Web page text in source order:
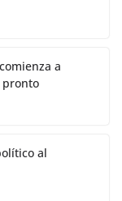
a
pronto
al